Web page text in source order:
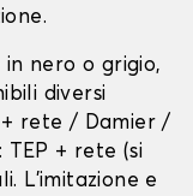
in nero o grigio,
diversi
rete / Damier /
+ rete (si
L'imitazione e